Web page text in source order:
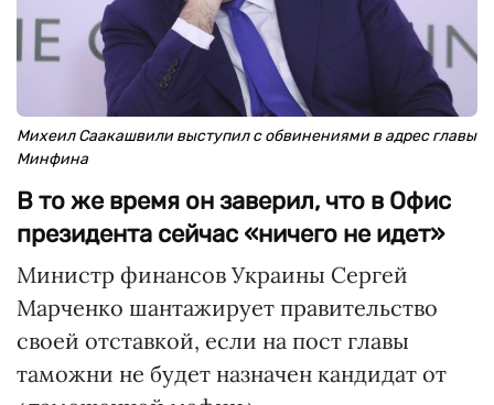
Михеил Саакашвили выступил с обвинениями в адрес главы
Минфина
В то же время он заверил, что в Офис
президента сейчас «ничего не идет»
Министр финансов Украины Сергей
Марченко шантажирует правительство
своей отставкой, если на пост главы
таможни не будет назначен кандидат от